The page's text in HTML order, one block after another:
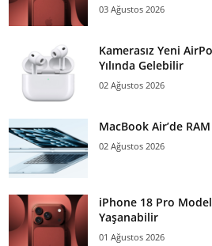
03 Ağustos 2026
Kamerasız Yeni
Yılında Gelebilir
02 Ağustos 2026
MacBook Air’de
02 Ağustos 2026
iPhone 18 Pro
Yaşanabilir
01 Ağustos 2026